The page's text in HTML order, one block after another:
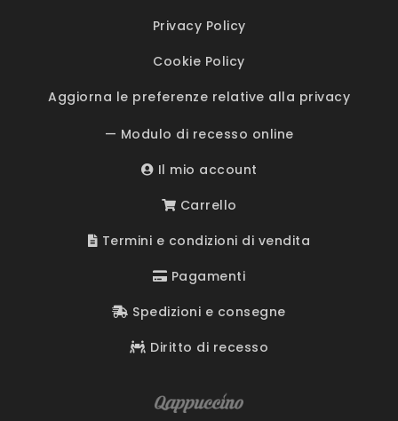
Privacy Policy
Cookie Policy
Aggiorna le preferenze relative alla privacy
— Modulo di recesso online
Il mio account
Carrello
Termini e condizioni di vendita
Pagamenti
Spedizioni e consegne
Diritto di recesso